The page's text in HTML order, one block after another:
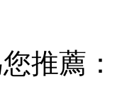
推薦：